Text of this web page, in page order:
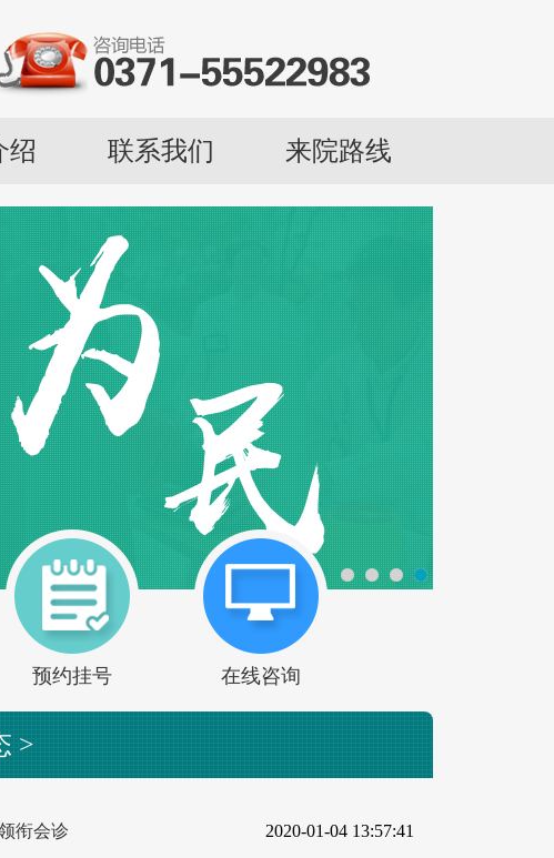
绍 联系我们 来院路线
预约挂号 在线咨询
>
衔会诊 2020-01-04 13:57:41